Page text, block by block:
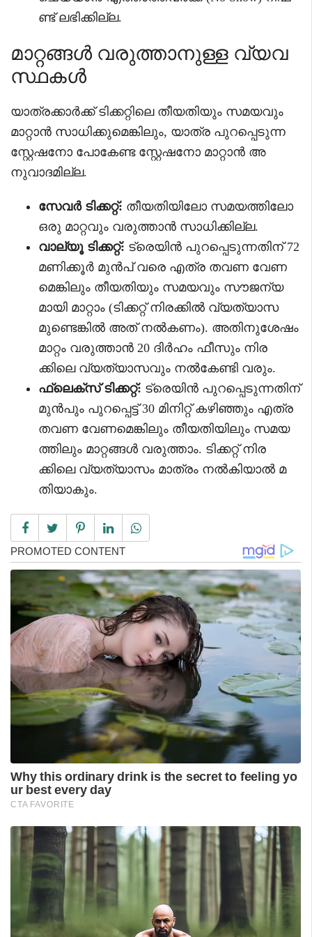
ണ്ട് ലഭിക്കില്ല.
മാറ്റങ്ങൾ വരുത്താനുള്ള വ്യവ
സ്ഥകൾ
യാത്രക്കാർക്ക് ടിക്കറ്റിലെ തീയതിയും സമയവും
മാറ്റാൻ സാധിക്കുമെങ്കിലും, യാത്ര പുറപ്പെടുന്ന
സ്റ്റേഷനോ പോകേണ്ട സ്റ്റേഷനോ മാറ്റാൻ അ
നുവാദമില്ല.
സേവർ ടിക്കറ്റ്: തീയതിയിലോ സമയത്തിലോ
ഒരു മാറ്റവും വരുത്താൻ സാധിക്കില്ല.
വാല്യൂ ടിക്കറ്റ്: ട്രെയിൻ പുറപ്പെടുന്നതിന് 72
മണിക്കൂർ മുൻപ് വരെ എത്ര തവണ വേണ
മെങ്കിലും തീയതിയും സമയവും സൗജന്യ
മായി മാറ്റാം (ടിക്കറ്റ് നിരക്കിൽ വ്യത്യാസ
മുണ്ടെങ്കിൽ അത് നൽകണം). അതിനുശേഷം
മാറ്റം വരുത്താൻ 20 ദിർഹം ഫീസും നിര
ക്കിലെ വ്യത്യാസവും നൽകേണ്ടി വരും.
ഫ്ലെക്സ് ടിക്കറ്റ്: ട്രെയിൻ പുറപ്പെടുന്നതിന്
മുൻപും പുറപ്പെട്ട് 30 മിനിറ്റ് കഴിഞ്ഞും എത്ര
തവണ വേണമെങ്കിലും തീയതിയിലും സമയ
ത്തിലും മാറ്റങ്ങൾ വരുത്താം. ടിക്കറ്റ് നിര
ക്കിലെ വ്യത്യാസം മാത്രം നൽകിയാൽ മ
തിയാകും.